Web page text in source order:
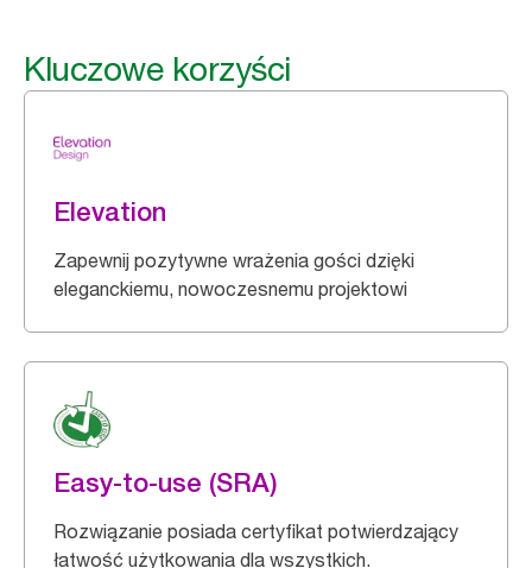
Kluczowe korzyści
Elevation
Zapewnij pozytywne wrażenia gości dzięki
eleganckiemu, nowoczesnemu projektowi
Easy-to-use (SRA)
Rozwiązanie posiada certyfikat potwierdzający
łatwość użytkowania dla wszystkich.